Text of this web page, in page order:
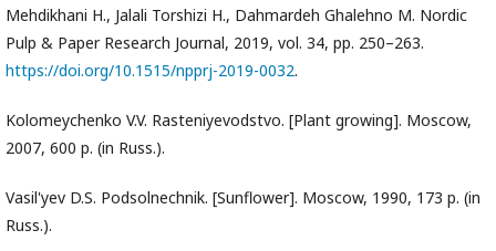
Mehdikhani H., Jalali Torshizi H., Dahmardeh Ghalehno M. Nordic
Pulp & Paper Research Journal, 2019, vol. 34, pp. 250–263.
https://doi.org/10.1515/npprj-2019-0032.
Kolomeychenko V.V. Rasteniyevodstvo. [Plant growing]. Moscow,
2007, 600 p. (in Russ.).
Vasil'yev D.S. Podsolnechnik. [Sunflower]. Moscow, 1990, 173 p. (in
Russ.).